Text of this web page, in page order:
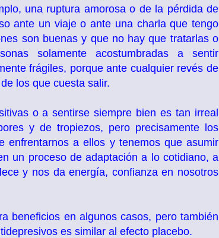
una ruptura amorosa o de la pérdida de
ante un viaje o ante una charla que tengo
son buenas y que no hay que tratarlas o
solamente acostumbradas a sentir
frágiles, porque ante cualquier revés de
los que cuesta salir.
o a sentirse siempre bien es tan irreal
y de tropiezos, pero precisamente los
enfrentarnos a ellos y tenemos que asumir
un proceso de adaptación a lo cotidiano, a
y nos da energía, confianza en nosotros
beneficios en algunos casos, pero también
es similar al efecto placebo.